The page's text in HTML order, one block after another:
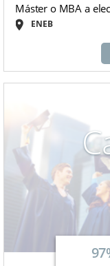
Máster o MBA a
ENEB